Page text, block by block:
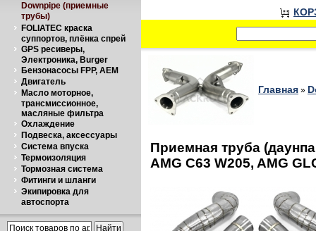
Downpipe (приемные
трубы)
FOLIATEC краска
суппортов, плёнка спрей
GPS ресиверы,
Электроника, Burger
Бензонасосы FPP, AEM
Двигатель
Масло моторное,
трансмиссионное,
масляные фильтра
Охлаждение
Подвеска, аксессуары
Система впуска
Термоизоляция
Тормозная система
Фитинги и шланги
Экипировка для
автоспорта
Главная »
Приемная труба
AMG C63 W205, AMG